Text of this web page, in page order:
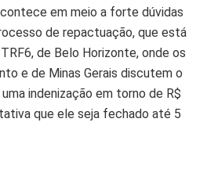
em meio a forte dúvidas
de repactuação, que está
de Belo Horizonte, onde os
e de Minas Gerais discutem o
indenização em torno de R$
que ele seja fechado até 5